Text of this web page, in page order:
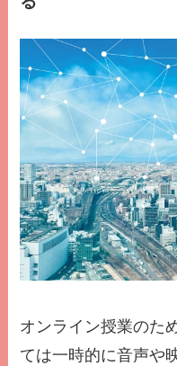
オンライン授業のた
ては一時的に音声や